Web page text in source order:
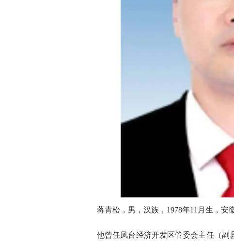
蒋青松，男，汉族，1978年11月生，安
他曾任凤台经济开发区管委会主任（副